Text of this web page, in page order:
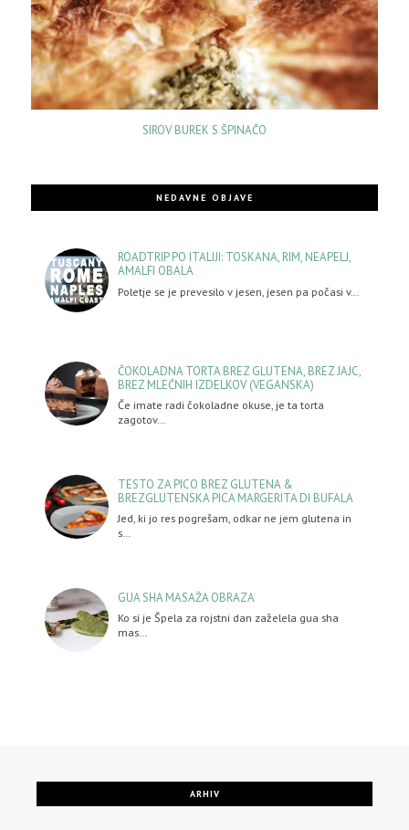
SIROV BUREK S ŠPINAČO
NEDAVNE OBJAVE
ROADTRIP PO ITALIJI: TOSKANA, RIM, NEAPELJ,
AMALFI OBALA
Poletje se je prevesilo v jesen, jesen pa počasi v…
ČOKOLADNA TORTA BREZ GLUTENA, BREZ JAJC,
BREZ MLEČNIH IZDELKOV (VEGANSKA)
Če imate radi čokoladne okuse, je ta torta
zagotov…
TESTO ZA PICO BREZ GLUTENA &
BREZGLUTENSKA PICA MARGERITA DI BUFALA
Jed, ki jo res pogrešam, odkar ne jem glutena in
s…
GUA SHA MASAŽA OBRAZA
Ko si je Špela za rojstni dan zaželela gua sha
mas…
ARHIV